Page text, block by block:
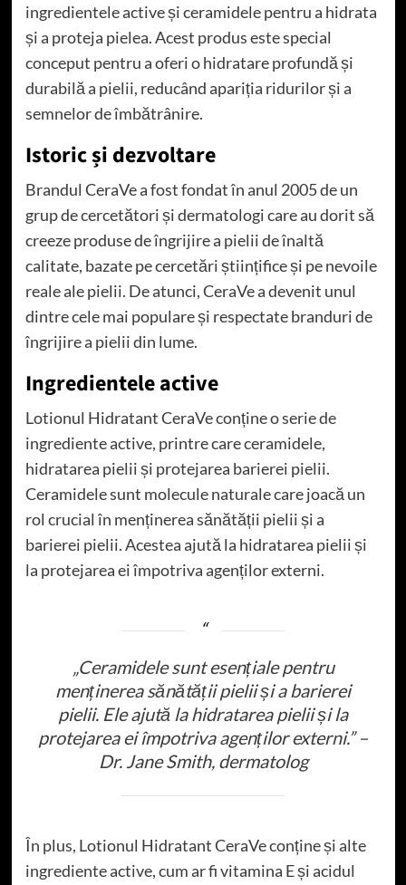
ingredientele active și ceramidele pentru a hidrata
și a proteja pielea. Acest produs este special
conceput pentru a oferi o hidratare profundă și
durabilă a pielii, reducând apariția ridurilor și a
semnelor de îmbătrânire.
Istoric și dezvoltare
Brandul CeraVe a fost fondat în anul 2005 de un
grup de cercetători și dermatologi care au dorit să
creeze produse de îngrijire a pielii de înaltă
calitate, bazate pe cercetări științifice și pe nevoile
reale ale pielii. De atunci, CeraVe a devenit unul
dintre cele mai populare și respectate branduri de
îngrijire a pielii din lume.
Ingredientele active
Lotionul Hidratant CeraVe conține o serie de
ingrediente active, printre care ceramidele,
hidratarea pielii și protejarea barierei pielii.
Ceramidele sunt molecule naturale care joacă un
rol crucial în menținerea sănătății pielii și a
barierei pielii. Acestea ajută la hidratarea pielii și
la protejarea ei împotriva agenților externi.
„Ceramidele sunt esențiale pentru
menținerea sănătății pielii și a barierei
pielii. Ele ajută la hidratarea pielii și la
protejarea ei împotriva agenților externi.” –
Dr. Jane Smith, dermatolog
În plus, Lotionul Hidratant CeraVe conține și alte
ingrediente active, cum ar fi vitamina E și acidul